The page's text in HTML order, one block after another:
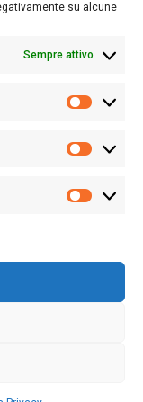
su alcune
Sempre attivo
sono riservati -